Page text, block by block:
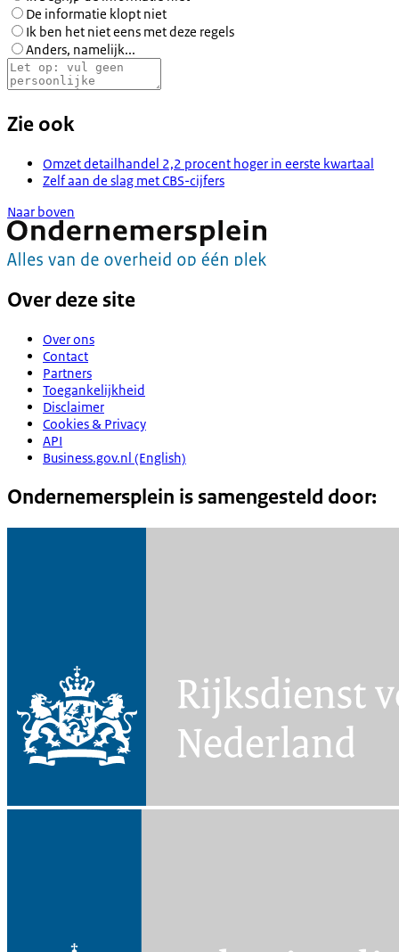
De informatie klopt niet
Ik ben het niet eens met deze regels
Anders, namelijk...
Zie ook
Omzet detailhandel 2,2 procent hoger in eerste kwartaal
Zelf aan de slag met CBS-cijfers
Naar boven
Over deze site
Over ons
Contact
Partners
Toegankelijkheid
Disclaimer
Cookies & Privacy
API
Business.gov.nl (English)
Ondernemersplein is samengesteld door: